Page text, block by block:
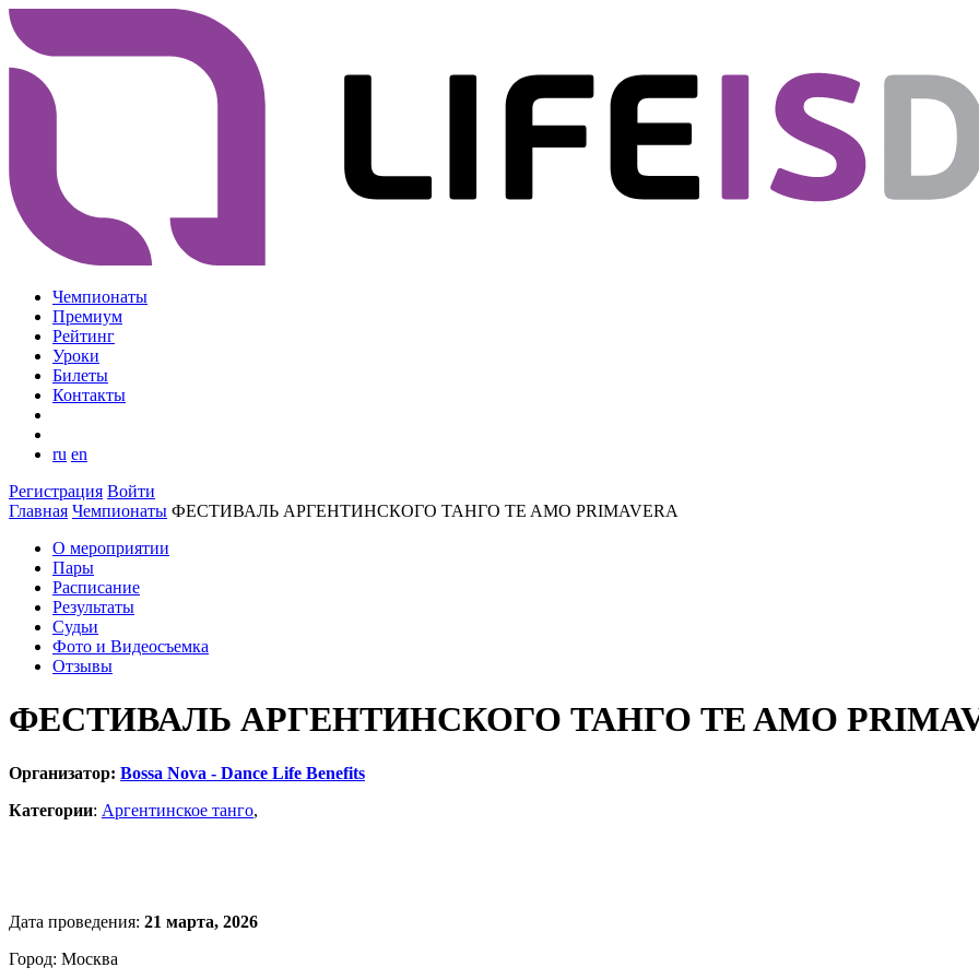
Чемпионаты
Премиум
Рейтинг
Уроки
Билеты
Контакты
ru en
Регистрация Войти
Главная Чемпионаты ФЕСТИВАЛЬ АРГЕНТИНСКОГО ТАНГО TE AMO PRIMAVERA
О мероприятии
Пары
Расписание
Результаты
Судьи
Фото и Видеосъемка
Отзывы
ФЕСТИВАЛЬ АРГЕНТИНСКОГО ТАНГО TE AMO
Организатор: Bossa Nova - Dance Life Benefits
Категории: Аргентинское танго,
Дата проведения: 21 марта, 2026
Город: Москва